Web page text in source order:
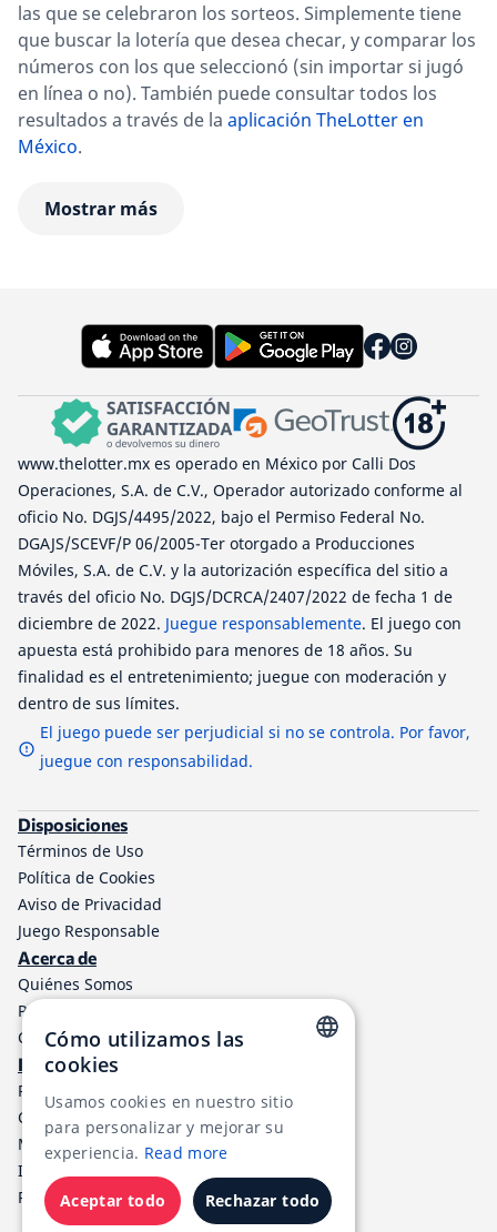
las que se celebraron los sorteos. Simplemente tiene
que buscar la lotería que desea checar, y comparar los
números con los que seleccionó (sin importar si jugó
en línea o no). También puede consultar todos los
resultados a través de la aplicación TheLotter en
México.
Mostrar más
www.thelotter.mx es operado en México por Calli Dos
Operaciones, S.A. de C.V., Operador autorizado conforme al
oficio No. DGJS/4495/2022, bajo el Permiso Federal No.
DGAJS/SCEVF/P 06/2005-Ter otorgado a Producciones
Móviles, S.A. de C.V. y la autorización específica del sitio a
través del oficio No. DGJS/DCRCA/2407/2022 de fecha 1 de
diciembre de 2022. Juegue responsablemente. El juego con
apuesta está prohibido para menores de 18 años. Su
finalidad es el entretenimiento; juegue con moderación y
dentro de sus límites.
El juego puede ser perjudicial si no se controla. Por favor,
juegue con responsabilidad.
Disposiciones
Términos de Uso
Política de Cookies
Aviso de Privacidad
Juego Responsable
Acerca de
Quiénes Somos
Programa de afiliados a TheLotter
Contáctenos
Información
Resultados de lotería
Centro de ayuda
Métodos de Pago
Impuestos de Loterías
RSS
RUSSIAN
FRENCH
Cómo utilizamos las
cookies
Usamos cookies en nuestro sitio
para personalizar y mejorar su
experiencia. Read more
Aceptar todo Rechazar todo